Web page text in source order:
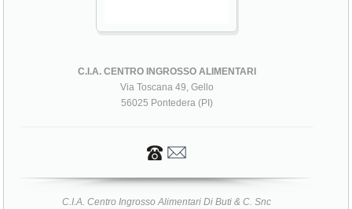
C.I.A. CENTRO INGROSSO ALIMENTARI
Via Toscana 49, Gello
56025 Pontedera (PI)
C.I.A. Centro Ingrosso Alimentari Di Buti & C. Snc